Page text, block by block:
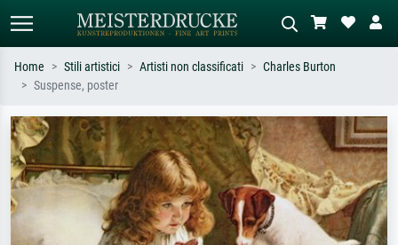
Cerca per artista, titolo o stile – es.
Monet, Notte stellata,
Impressionismo, onda di Hokusai,
nudo.
Descrivi la scena – es. prato verde,
astratto con molto rosso, dipinto a
olio scuro, nudo in piedi vicino a un
albero.
Home Stili artistici Artisti non classificati
Charles Burton
Suspense, poster